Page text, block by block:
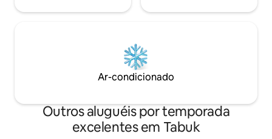
Ar-condicionado
Outros aluguéis por temporada
excelentes em Tabuk